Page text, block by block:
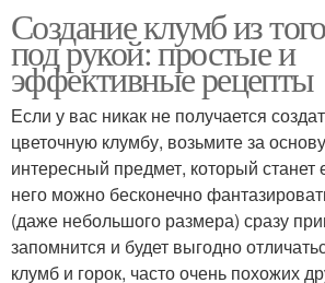
Создание клумб из
под рукой: простые и
эффективные рецепты
Если у вас никак не получается
цветочную клумбу, возьмите за
интересный предмет, который станет
него можно бесконечно
(даже небольшого размера) сразу
запомнится и будет выгодно
клумб и горок, часто очень похожих